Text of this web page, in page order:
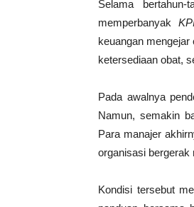
Selama
memperbanyak
keuangan
ketersediaan obat,
Pada awalnya
Namun, semakin
Para manajer
organisasi bergerak
Kondisi tersebut